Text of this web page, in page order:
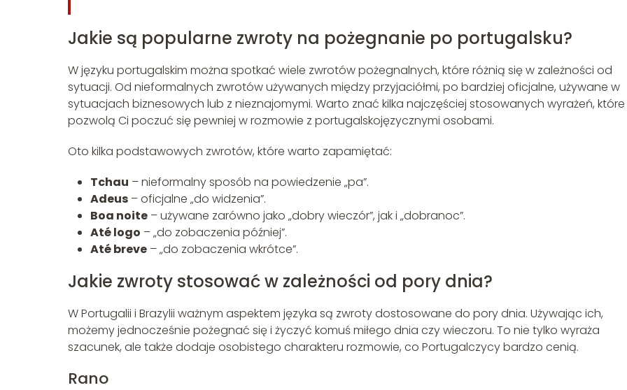
Jakie są popularne zwroty na pożegnanie po portugalsku?
W języku portugalskim można spotkać wiele zwrotów pożegnalnych, które różnią się w zależności od
sytuacji. Od nieformalnych zwrotów używanych między przyjaciółmi, po bardziej oficjalne, używane w
sytuacjach biznesowych lub z nieznajomymi. Warto znać kilka najczęściej stosowanych wyrażeń, które
pozwolą Ci poczuć się pewniej w rozmowie z portugalskojęzycznymi osobami.
Oto kilka podstawowych zwrotów, które warto zapamiętać:
Tchau – nieformalny sposób na powiedzenie „pa”.
Adeus – oficjalne „do widzenia”.
Boa noite – używane zarówno jako „dobry wieczór”, jak i „dobranoc”.
Até logo – „do zobaczenia później”.
Até breve – „do zobaczenia wkrótce”.
Jakie zwroty stosować w zależności od pory dnia?
W Portugalii i Brazylii ważnym aspektem języka są zwroty dostosowane do pory dnia. Używając ich,
możemy jednocześnie pożegnać się i życzyć komuś miłego dnia czy wieczoru. To nie tylko wyraża
szacunek, ale także dodaje osobistego charakteru rozmowie, co Portugalczycy bardzo cenią.
Rano